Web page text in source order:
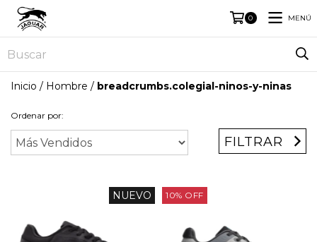
0 MENÚ
Inicio / Hombre / breadcrumbs.colegial-ninos-y-ninas
Ordenar por:
FILTRAR
NUEVO 10% OFF